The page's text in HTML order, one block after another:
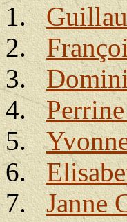
Janne